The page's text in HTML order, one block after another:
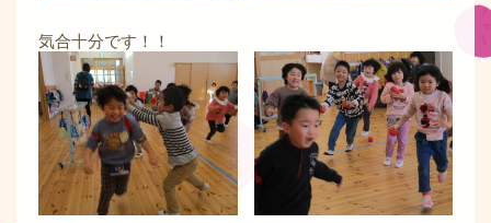
気合十分です！！